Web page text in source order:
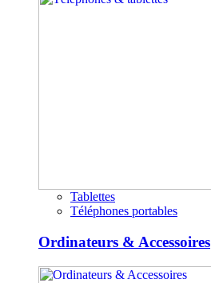
Tablettes
Téléphones portables
Ordinateurs & Accessoires